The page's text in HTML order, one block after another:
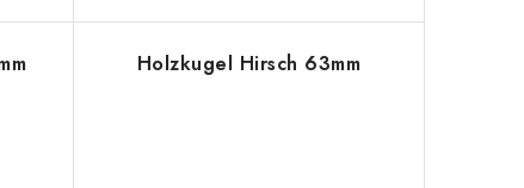
Holzkugel Hirsch 63mm